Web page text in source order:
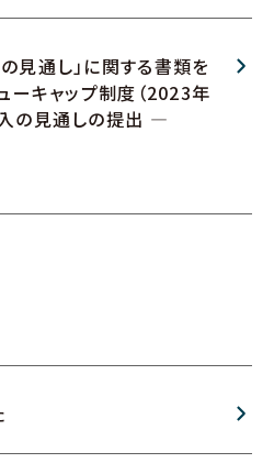
見通し」に関する書類を
キャップ制度（2023年
の見通しの提出 ―